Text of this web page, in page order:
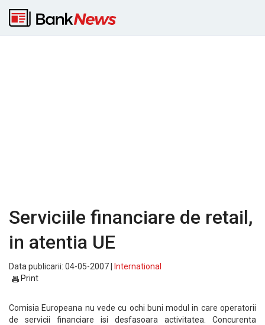
Serviciile financiare de retail,
in atentia UE
Data publicarii: 04-05-2007 |
International
Print
Comisia Europeana nu vede cu ochi buni modul in care operatorii
de servicii financiare isi desfasoara activitatea. Concurenta